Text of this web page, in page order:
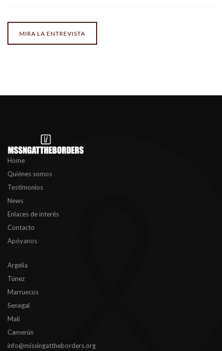
MIRA LA ENTREVISTA
Home
Quiénes somos
Testimonios
News
Enlaces de interés
Contacto
Apóyanos
Argelia
Túnez
Marruecos
Senegal
Mali
Camerún
info@missingattheborders.org